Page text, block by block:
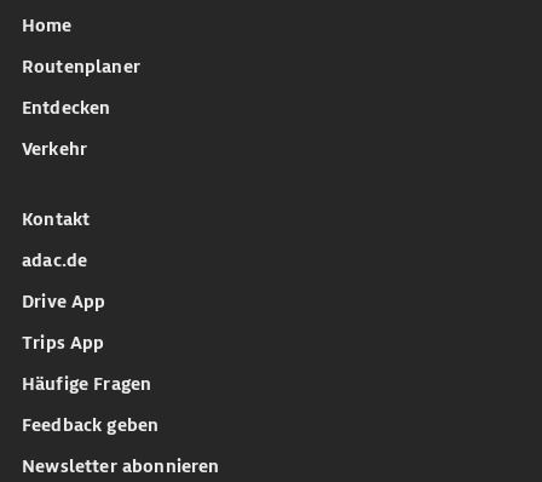
Home
Routenplaner
Entdecken
Verkehr
Kontakt
adac.de
Drive App
Trips App
Häufige Fragen
Feedback geben
Newsletter abonnieren